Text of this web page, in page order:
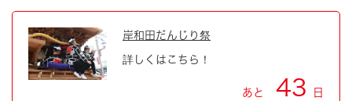
岸和田だんじり祭
詳しくはこちら！
あと 43 日